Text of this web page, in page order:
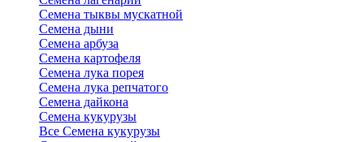
Семена тыквы мускатной
Семена дыни
Семена арбуза
Семена картофеля
Семена лука порея
Семена лука репчатого
Семена дайкона
Семена кукурузы
Все Семена кукурузы